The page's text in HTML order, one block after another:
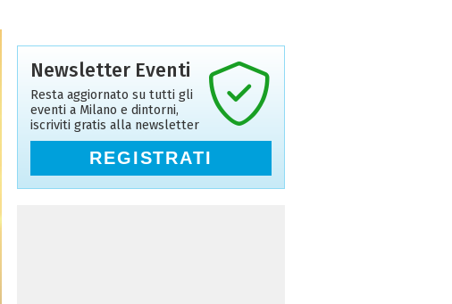
Newsletter Eventi
Resta aggiornato su tutti gli
eventi a Milano e dintorni,
iscriviti gratis alla newsletter
REGISTRATI